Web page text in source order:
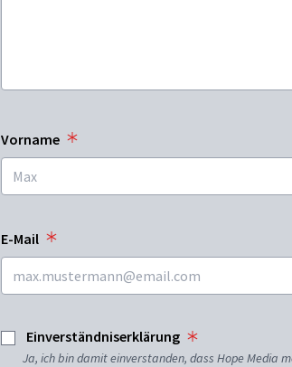
Vorname
E-Mail
Einverständniserklärung
Ja, ich bin damit einverstanden, dass Hope Media